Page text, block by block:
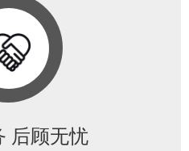
后顾无忧